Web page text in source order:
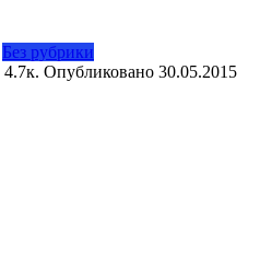
Без рубрики
4.7к. Опубликовано 30.05.2015